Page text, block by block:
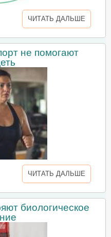
ЧИТАТЬ ДАЛЬШЕ
не помогают
ЧИТАТЬ ДАЛЬШЕ
биологическое